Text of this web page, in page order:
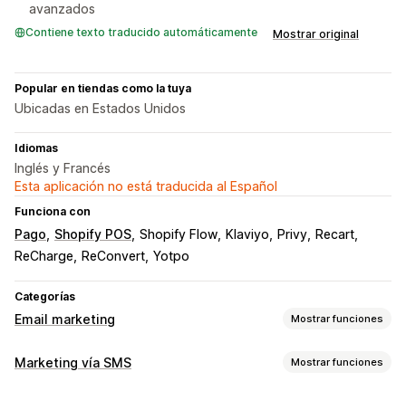
avanzados
Contiene texto traducido automáticamente Mostrar original
Popular en tiendas como la tuya
Ubicadas en Estados Unidos
Idiomas
Inglés y Francés
Esta aplicación no está traducida al Español
Funciona con
Pago Shopify POS Shopify Flow Klaviyo Privy
Recart
ReCharge
ReConvert Yotpo
Categorías
Email marketing Mostrar funciones
Tipos de campañas de marketing
Marketing vía SMS Mostrar funciones